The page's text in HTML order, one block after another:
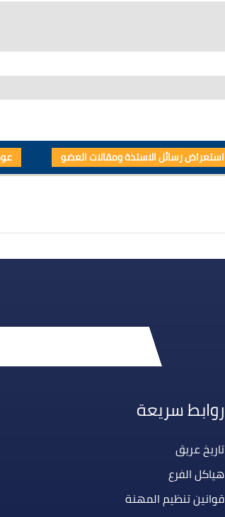
روابط سريعة
تاريخ عريق
هياكل الفرع
قوانين تنظيم المهنة